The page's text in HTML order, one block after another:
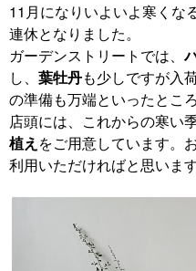
11月になりいよいよ寒くな
連休となりました。
ガーデンストリートでは、
し、 葉牡丹も少しですが入
の準備も万端といったところ
店頭には、これからの寒い
植え をご用意しています。
利用いただければと思います